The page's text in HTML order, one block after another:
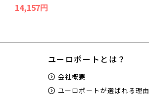
14,157円
ユーロポートとは？
会社概要
ユーロポートが選ばれる理由